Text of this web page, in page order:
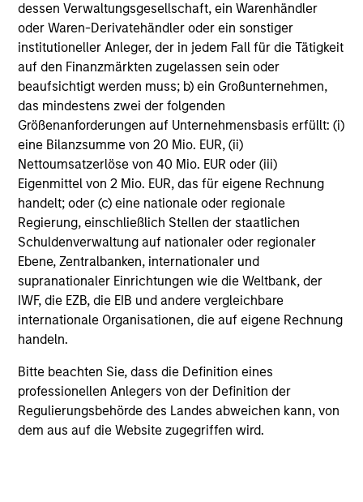
dessen Verwaltungsgesellschaft, ein Warenhändler
oder Waren-Derivatehändler oder ein sonstiger
institutioneller Anleger, der in jedem Fall für die Tätigkeit
auf den Finanzmärkten zugelassen sein oder
beaufsichtigt werden muss; b) ein Großunternehmen,
das mindestens zwei der folgenden
Größenanforderungen auf Unternehmensbasis erfüllt: (i)
eine Bilanzsumme von 20 Mio. EUR, (ii)
Nettoumsatzerlöse von 40 Mio. EUR oder (iii)
Eigenmittel von 2 Mio. EUR, das für eigene Rechnung
handelt; oder (c) eine nationale oder regionale
Regierung, einschließlich Stellen der staatlichen
Schuldenverwaltung auf nationaler oder regionaler
Ebene, Zentralbanken, internationaler und
supranationaler Einrichtungen wie die Weltbank, der
IWF, die EZB, die EIB und andere vergleichbare
internationale Organisationen, die auf eigene Rechnung
handeln.
Bitte beachten Sie, dass die Definition eines
professionellen Anlegers von der Definition der
Regulierungsbehörde des Landes abweichen kann, von
dem aus auf die Website zugegriffen wird.
Beim genannten Betrag excl. AA wird davon
ausgegangen, dass alle Ausschüttungen reinvestiert und
die Kosten auf Fondsebene abgezogen wurden. Dazu
gehören die Kosten des Managements, der
Verwahrstelle/Depotbank und der Verwaltung sowie der
für den Anleger maximal anfallende Ausgabeaufschlag,
der gegebenenfalls vor einer Investition vom
Anlagebetrag abgezogen wird.
Vollständige Informationen über Gebühren und
Ausgabeaufschläge finden Sie im aktuellen
Verkaufsprospekt des Fonds und in den für die
Anteilsklasse geltenden wesentlichen
Anlegerinformationen.
Beispiel: Ein Anleger möchte Aktien im Wert von 100 US-
Dollar kaufen. Bei einem maximalen Ausgabeaufschlag
von 5,75 % werden dem Anleger dafür 106,10 US-Dollar
berechnet. Der Ausgabeaufschlag fällt erst bei der
Zeichnung an.
Beim genannten Betrag excl. AA wird davon
ausgegangen, dass alle Ausschüttungen reinvestiert und
Betrag versteht sich jedoch vor Abzug des für den
Anleger anfallenden Ausgabeaufschlags.
Beim genannten Betrag incl. AA wird davon
ausgegangen, dass alle Ausschüttungen reinvestiert und